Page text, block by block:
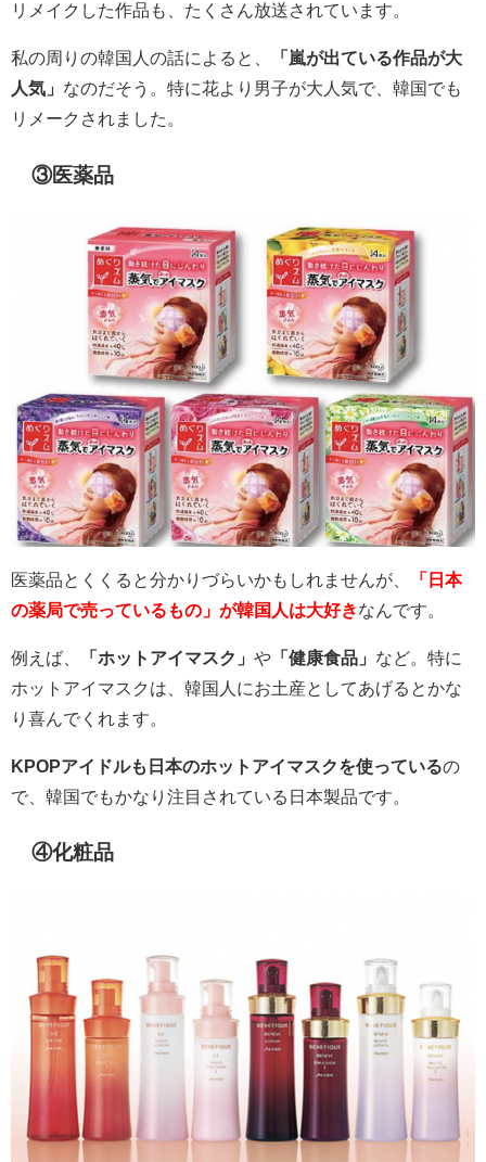
リメイクした作品も、たくさん放送されています。
私の周りの韓国人の話によると、
「嵐が出ている作品が大
人気」 なのだそう。特に花より男子が大人気で、韓国でも
リメークされました。
③医薬品
医薬品とくくると分かりづらいかもしれませんが、
「日本
の薬局で売っているもの」が韓国人は大好きなんです。
例えば、 「ホットアイマスク」 や 「健康食品」 など。特に
ホットアイマスクは、韓国人にお土産としてあげるとかな
り喜んでくれます。
KPOPアイドルも日本のホットアイマスクを使っているの
で、韓国でもかなり注目されている日本製品です。
④化粧品